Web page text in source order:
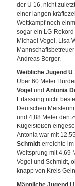
der U 16, nicht
einer langen
Wettkampf noch
sogar ein LG-
Michael Vogel, Lisa
Andreas Borger.
Weibliche Jugend U
Über 60 Meter
Vogel und Antonia
Erfassung nicht
Deutschen
und 4,88 Meter den
Kugelstoßen
Antonia war mit
Schmidt erreichte im
Weitsprung mit 4,69
Vogel und Schmidt,
knapp von Kreis
Männliche Jugend